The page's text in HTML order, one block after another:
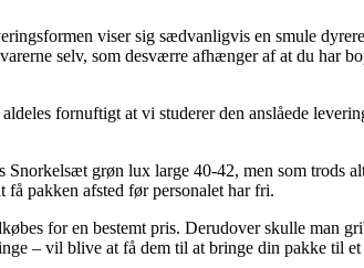
viser sig sædvanligvis en smule
selv, som desværre afhænger af at du har
fornuftigt at vi studerer den anslåede
grøn lux large 40-42, men som trods
pakken afsted før personalet har fri.
for en bestemt pris. Derudover skulle man
– vil blive at få dem til at bringe din pakke til et